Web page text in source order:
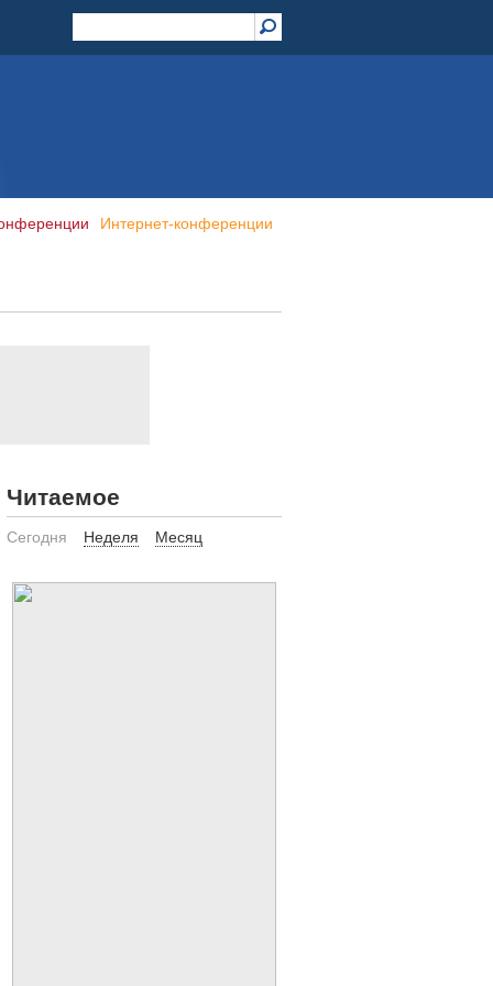
Интернет-конференции
Читаемое
Сегодня Неделя Месяц